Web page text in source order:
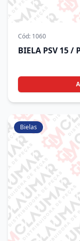
Cód: 1060
BIELA PSV 15 /
Bielas